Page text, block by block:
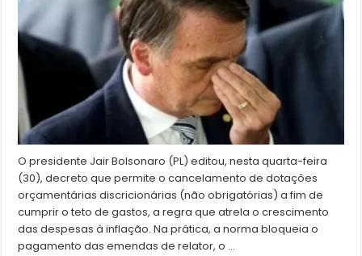
O presidente Jair Bolsonaro (PL) editou, nesta quarta-feira
(30), decreto que permite o cancelamento de dotações
orçamentárias discricionárias (não obrigatórias) a fim de
cumprir o teto de gastos, a regra que atrela o crescimento
das despesas à inflação. Na prática, a norma bloqueia o
pagamento das emendas de relator, o …